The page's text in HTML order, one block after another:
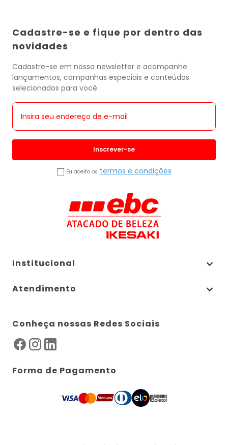
Cadastre-se e fique por dentro das
novidades
Cadastre-se em nossa newsletter e acompanhe
lançamentos, campanhas especiais e conteúdos
selecionados para você.
Inscrever-se
Eu aceito os termos e condições
Institucional
Atendimento
Conheça nossas Redes Sociais
Forma de Pagamento